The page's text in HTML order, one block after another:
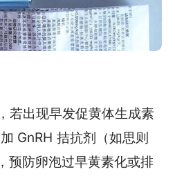
若出现早发促黄体生成素
GnRH 拮抗剂（如思则
预防卵泡过早黄素化或排